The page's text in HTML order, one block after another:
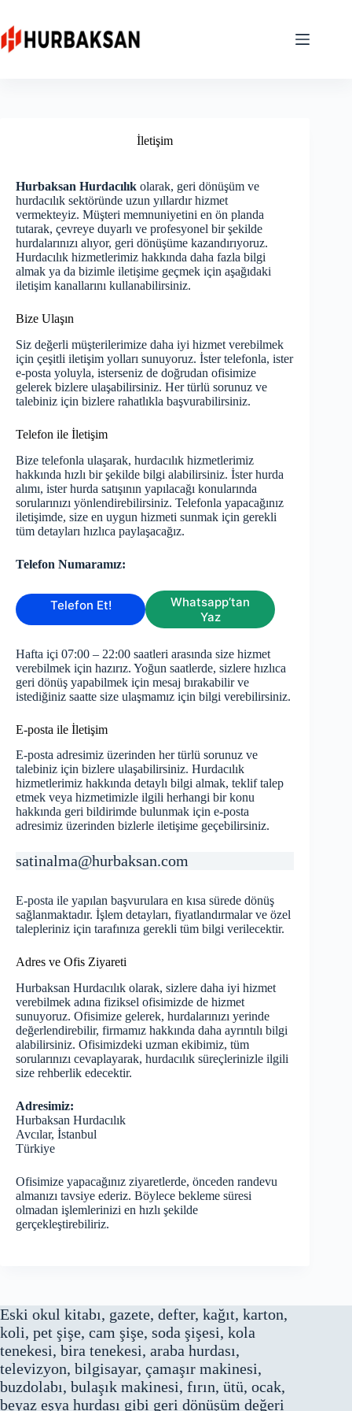
content
İletişim
Hurbaksan Hurdacılık olarak, geri dönüşüm ve
hurdacılık sektöründe uzun yıllardır hizmet
vermekteyiz. Müşteri memnuniyetini en ön planda
tutarak, çevreye duyarlı ve profesyonel bir şekilde
hurdalarınızı alıyor, geri dönüşüme kazandırıyoruz.
Hurdacılık hizmetlerimiz hakkında daha fazla bilgi
almak ya da bizimle iletişime geçmek için aşağıdaki
iletişim kanallarını kullanabilirsiniz.
Bize Ulaşın
Siz değerli müşterilerimize daha iyi hizmet verebilmek
için çeşitli iletişim yolları sunuyoruz. İster telefonla, ister
e-posta yoluyla, isterseniz de doğrudan ofisimize
gelerek bizlere ulaşabilirsiniz. Her türlü sorunuz ve
talebiniz için bizlere rahatlıkla başvurabilirsiniz.
Telefon ile İletişim
Bize telefonla ulaşarak, hurdacılık hizmetlerimiz
hakkında hızlı bir şekilde bilgi alabilirsiniz. İster hurda
alımı, ister hurda satışının yapılacağı konularında
sorularınızı yönlendirebilirsiniz. Telefonla yapacağınız
iletişimde, size en uygun hizmeti sunmak için gerekli
tüm detayları hızlıca paylaşacağız.
Telefon Numaramız:
Telefon Et!
Whatsapp’tan
Yaz
Hafta içi 07:00 – 22:00 saatleri arasında size hizmet
verebilmek için hazırız. Yoğun saatlerde, sizlere hızlıca
geri dönüş yapabilmek için mesaj bırakabilir ve
istediğiniz saatte size ulaşmamız için bilgi verebilirsiniz.
E-posta ile İletişim
E-posta adresimiz üzerinden her türlü sorunuz ve
talebiniz için bizlere ulaşabilirsiniz. Hurdacılık
hizmetlerimiz hakkında detaylı bilgi almak, teklif talep
etmek veya hizmetimizle ilgili herhangi bir konu
hakkında geri bildirimde bulunmak için e-posta
adresimiz üzerinden bizlerle iletişime geçebilirsiniz.
satinalma@hurbaksan.com
E-posta ile yapılan başvurulara en kısa sürede dönüş
sağlanmaktadır. İşlem detayları, fiyatlandırmalar ve özel
talepleriniz için tarafınıza gerekli tüm bilgi verilecektir.
Adres ve Ofis Ziyareti
Hurbaksan Hurdacılık olarak, sizlere daha iyi hizmet
verebilmek adına fiziksel ofisimizde de hizmet
sunuyoruz. Ofisimize gelerek, hurdalarınızı yerinde
değerlendirebilir, firmamız hakkında daha ayrıntılı bilgi
alabilirsiniz. Ofisimizdeki uzman ekibimiz, tüm
sorularınızı cevaplayarak, hurdacılık süreçlerinizle ilgili
size rehberlik edecektir.
Adresimiz:
Hurbaksan Hurdacılık
Avcılar, İstanbul
Türkiye
Ofisimize yapacağınız ziyaretlerde, önceden randevu
almanızı tavsiye ederiz. Böylece bekleme süresi
olmadan işlemlerinizi en hızlı şekilde
gerçekleştirebiliriz.
Eski okul kitabı, gazete, defter, kağıt, karton,
koli, pet şişe, cam şişe, soda şişesi, kola
tenekesi, bira tenekesi, araba hurdası,
televizyon, bilgisayar, çamaşır makinesi,
buzdolabı, bulaşık makinesi, fırın, ütü, ocak,
beyaz eşya hurdası gibi geri dönüşüm değeri